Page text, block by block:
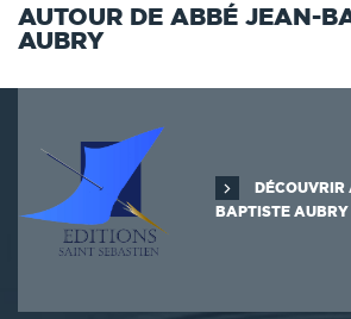
AUTOUR DE ABBÉ JEAN-
AUBRY
BAPTISTE AUBRY